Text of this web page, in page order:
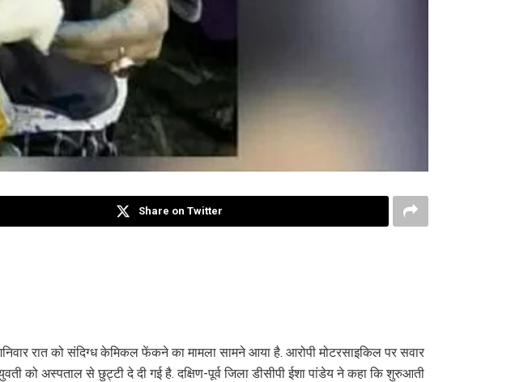
Share on Twitter
रात को संदिग्ध केमिकल फेंकने का मामला सामने आया है. आरोपी मोटरसाइकिल पर सवार
को अस्पताल से छुट्टी दे दी गई है. दक्षिण-पूर्व जिला डीसीपी ईशा पांडेय ने कहा कि शुरुआती